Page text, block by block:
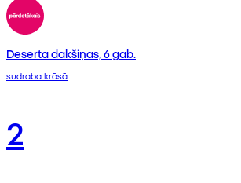
Deserta dakšiņas, 6 gab.
sudraba krāsā
2